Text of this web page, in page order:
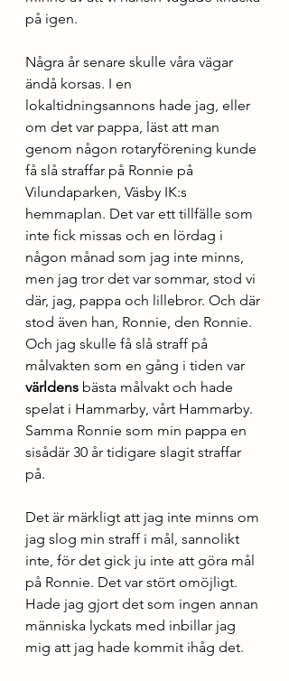
på igen.
Några år senare skulle våra vägar
ändå korsas. I en
lokaltidningsannons hade jag, eller
om det var pappa, läst att man
genom någon rotaryförening kunde
få slå straffar på Ronnie på
Vilundaparken, Väsby IK:s
hemmaplan. Det var ett tillfälle som
inte fick missas och en lördag i
någon månad som jag inte minns,
men jag tror det var sommar, stod vi
där, jag, pappa och lillebror. Och där
stod även han, Ronnie, den Ronnie.
Och jag skulle få slå straff på
målvakten som en gång i tiden var
världens bästa målvakt och hade
spelat i Hammarby, vårt Hammarby.
Samma Ronnie som min pappa en
sisådär 30 år tidigare slagit straffar
på.
Det är märkligt att jag inte minns om
jag slog min straff i mål, sannolikt
inte, för det gick ju inte att göra mål
på Ronnie. Det var stört omöjligt.
Hade jag gjort det som ingen annan
människa lyckats med inbillar jag
mig att jag hade kommit ihåg det.